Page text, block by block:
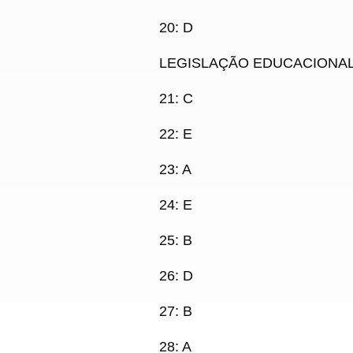
20: D
LEGISLAÇÃO
21: C
22: E
23: A
24: E
25: B
26: D
27: B
28: A